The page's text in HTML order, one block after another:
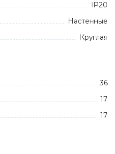
IP20
Настенные
Круглая
36
17
17